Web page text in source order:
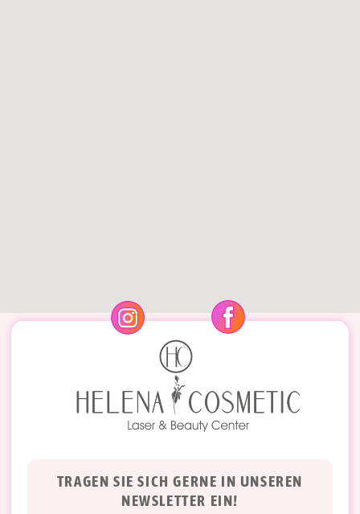
TRAGEN SIE SICH GERNE IN UNSEREN
NEWSLETTER EIN!